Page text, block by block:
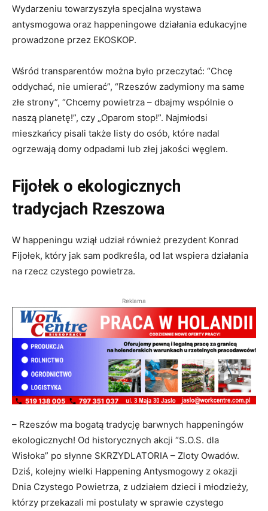
Wydarzeniu towarzyszyła specjalna wystawa
antysmogowa oraz happeningowe działania edukacyjne
prowadzone przez EKOSKOP.
Wśród transparentów można było przeczytać: “Chcę
oddychać, nie umierać”, “Rzeszów zadymiony ma same
złe strony”, “Chcemy powietrza – dbajmy wspólnie o
naszą planetę!”, czy „Oparom stop!”. Najmłodsi
mieszkańcy pisali także listy do osób, które nadal
ogrzewają domy odpadami lub złej jakości węglem.
Fijołek o ekologicznych
tradycjach Rzeszowa
W happeningu wziął udział również prezydent Konrad
Fijołek, który jak sam podkreśla, od lat wspiera działania
na rzecz czystego powietrza.
Reklama
– Rzeszów ma bogatą tradycję barwnych happeningów
ekologicznych! Od historycznych akcji “S.O.S. dla
Wisłoka” po słynne SKRZYDLATORIA – Zloty Owadów.
Dziś, kolejny wielki Happening Antysmogowy z okazji
Dnia Czystego Powietrza, z udziałem dzieci i młodzieży,
którzy przekazali mi postulaty w sprawie czystego